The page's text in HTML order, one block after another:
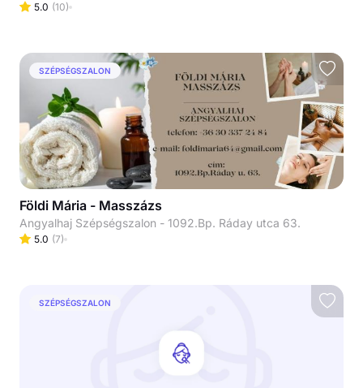
5.0 (10)
SZÉPSÉGSZALON
Földi Mária - Masszázs
Angyalhaj Szépségszalon - 1092.Bp. Ráday utca 63.
5.0 (7)
SZÉPSÉGSZALON